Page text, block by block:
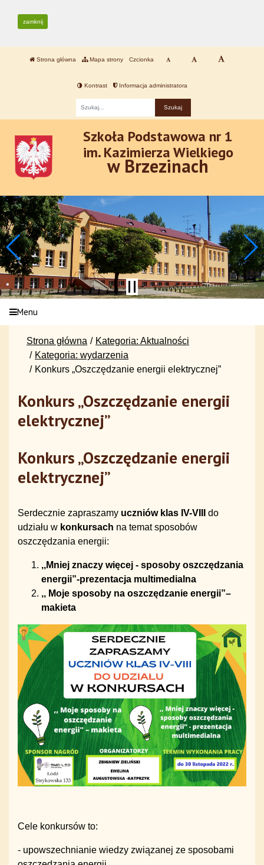
zamknij
Strona główna Mapa strony Czcionka
Kontrast Informacja administratora
Szkoła Podstawowa nr 1
im. Kazimierza Wielkiego
w Brzezinach
Menu
Strona główna
Kategoria: Aktualności
Kategoria: wydarzenia
Konkurs „Oszczędzanie energii elektrycznej”
Konkurs „Oszczędzanie energii
elektrycznej”
Konkurs „Oszczędzanie energii
elektrycznej”
Serdecznie zapraszamy uczniów klas IV-VIII
do
udziału w konkursach na temat sposobów
oszczędzania energii:
,,Mniej znaczy więcej - sposoby oszczędzania
energii”-prezentacja multimedialna
,, Moje sposoby na oszczędzanie energii”–
makieta
Cele konkursów to:
- upowszechnianie wiedzy związanej ze sposobami